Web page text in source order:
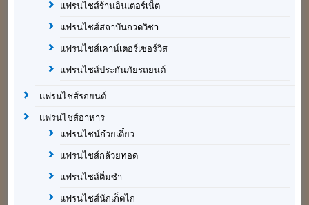
แฟรนไชส์ร้านอินเตอร์เน็ต
แฟรนไชส์สถาบันกวดวิชา
แฟรนไชส์เคาน์เตอร์เซอร์วิส
แฟรนไชส์ประกันภัยรถยนต์
แฟรนไชส์รถยนต์
แฟรนไชส์อาหาร
แฟรนไชน์ก๋วยเตี๋ยว
แฟรนไชส์กล้วยทอด
แฟรนไชส์ติ่มซำ
แฟรนไชส์นักเก็ตไก่